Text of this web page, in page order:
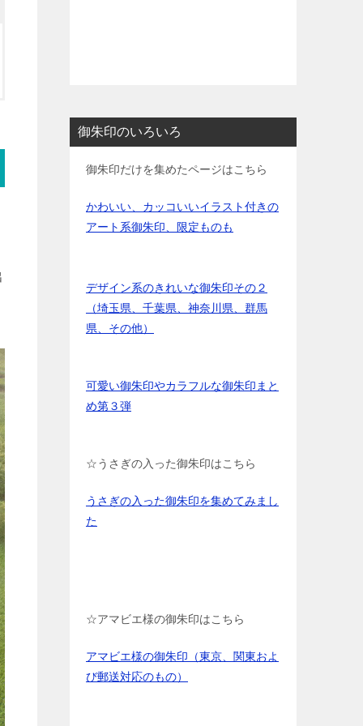
御朱印のいろいろ
御朱印だけを集めたページはこちら
かわいい、カッコいいイラスト付きの
アート系御朱印、限定ものも
デザイン系のきれいな御朱印その２
（埼玉県、千葉県、神奈川県、群馬
県、その他）
可愛い御朱印やカラフルな御朱印まと
め第３弾
☆うさぎの入った御朱印はこちら
うさぎの入った御朱印を集めてみまし
た
☆アマビエ様の御朱印はこちら
アマビエ様の御朱印（東京、関東およ
び郵送対応のもの）